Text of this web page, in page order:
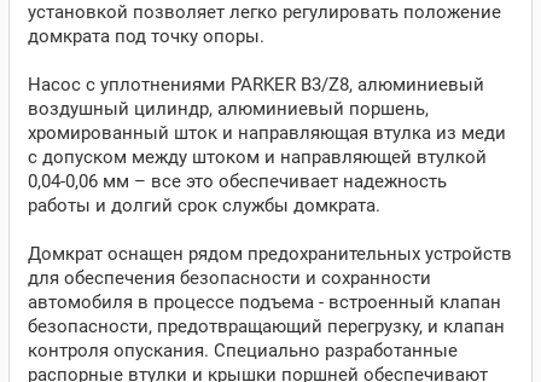
установкой позволяет легко регулировать положение
домкрата под точку опоры.
Насос с уплотнениями PARKER B3/Z8, алюминиевый
воздушный цилиндр, алюминиевый поршень,
хромированный шток и направляющая втулка из меди
с допуском между штоком и направляющей втулкой
0,04-0,06 мм – все это обеспечивает надежность
работы и долгий срок службы домкрата.
Домкрат оснащен рядом предохранительных устройств
для обеспечения безопасности и сохранности
автомобиля в процессе подъема - встроенный клапан
безопасности, предотвращающий перегрузку, и клапан
контроля опускания. Специально разработанные
распорные втулки и крышки поршней обеспечивают